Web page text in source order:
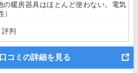
の暖房器具はほとんど使わない。電気
判
コミの詳細を見る